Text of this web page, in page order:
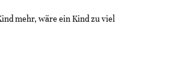
mehr, wäre ein Kind zu viel